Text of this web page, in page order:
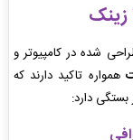
زینک
شده در کامپیوتر و
همواره تاکید دارند که
دارد: